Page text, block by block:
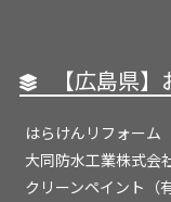
【広島県
はらけんリフォーム
大同防水工業株式会
クリーンペイント（